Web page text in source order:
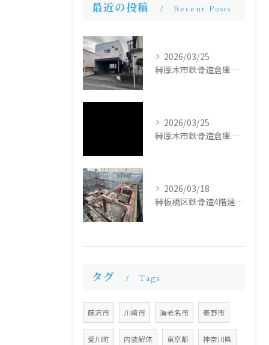
最近の投稿 Recent Posts
2026/03/25
🚧厚木市鉄骨造倉庫解体工事🚧
2026/03/25
🚧厚木市鉄骨造倉庫解体工事🚧
2026/03/18
🚧板橋区鉄骨造4階建て解体工事🚧
タグ Tags
藤沢市 川崎市 海老名市 秦野市
愛川町 内装解体 東京都 神奈川県